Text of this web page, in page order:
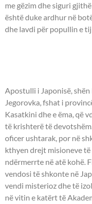
me gëzim dhe siguri
është duke ardhur në
dhe lavdi për popullin e
Apostulli i Japonisë,
Jegorovka, fshat i
Kasatkini dhe e ëma, që
të krishterë të
oficer ushtarak, por në
kthyen drejt misioneve të
ndërmerrte në atë kohë.
vendosi të shkonte në
vendi misterioz dhe të
në vitin e katërt të